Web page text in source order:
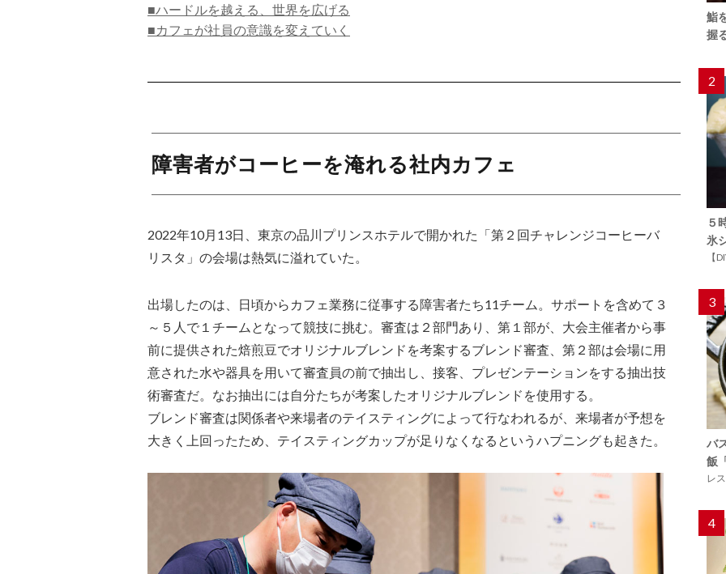
■ハードルを越える、世界を広げる
■カフェが社員の意識を変えていく
障害者がコーヒーを淹れる社内カフェ
2022年10月13日、東京の品川プリンスホテルで開かれた「第２回チャレンジコーヒーバ
リスタ」の会場は熱気に溢れていた。
出場したのは、日頃からカフェ業務に従事する障害者たち11チーム。サポートを含めて３
～５人で１チームとなって競技に挑む。審査は２部門あり、第１部が、大会主催者から事
前に提供された焙煎豆でオリジナルブレンドを考案するブレンド審査、第２部は会場に用
意された水や器具を用いて審査員の前で抽出し、接客、プレゼンテーションをする抽出技
術審査だ。なお抽出には自分たちが考案したオリジナルブレンドを使用する。
ブレンド審査は関係者や来場者のテイスティングによって行なわれるが、来場者が予想を
大きく上回ったため、テイスティングカップが足りなくなるというハプニングも起きた。
鮨
握
2
５
氷
【
3
バ
飯
レ
4